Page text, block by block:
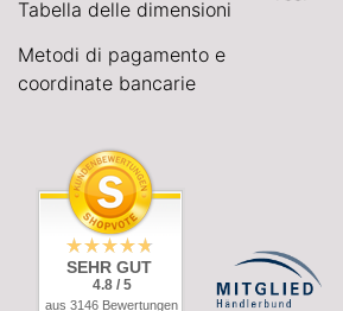
Tabella delle dimensioni
Metodi di pagamento e
coordinate bancarie
SEHR GUT
4.8 / 5
aus 3146 Bewertungen